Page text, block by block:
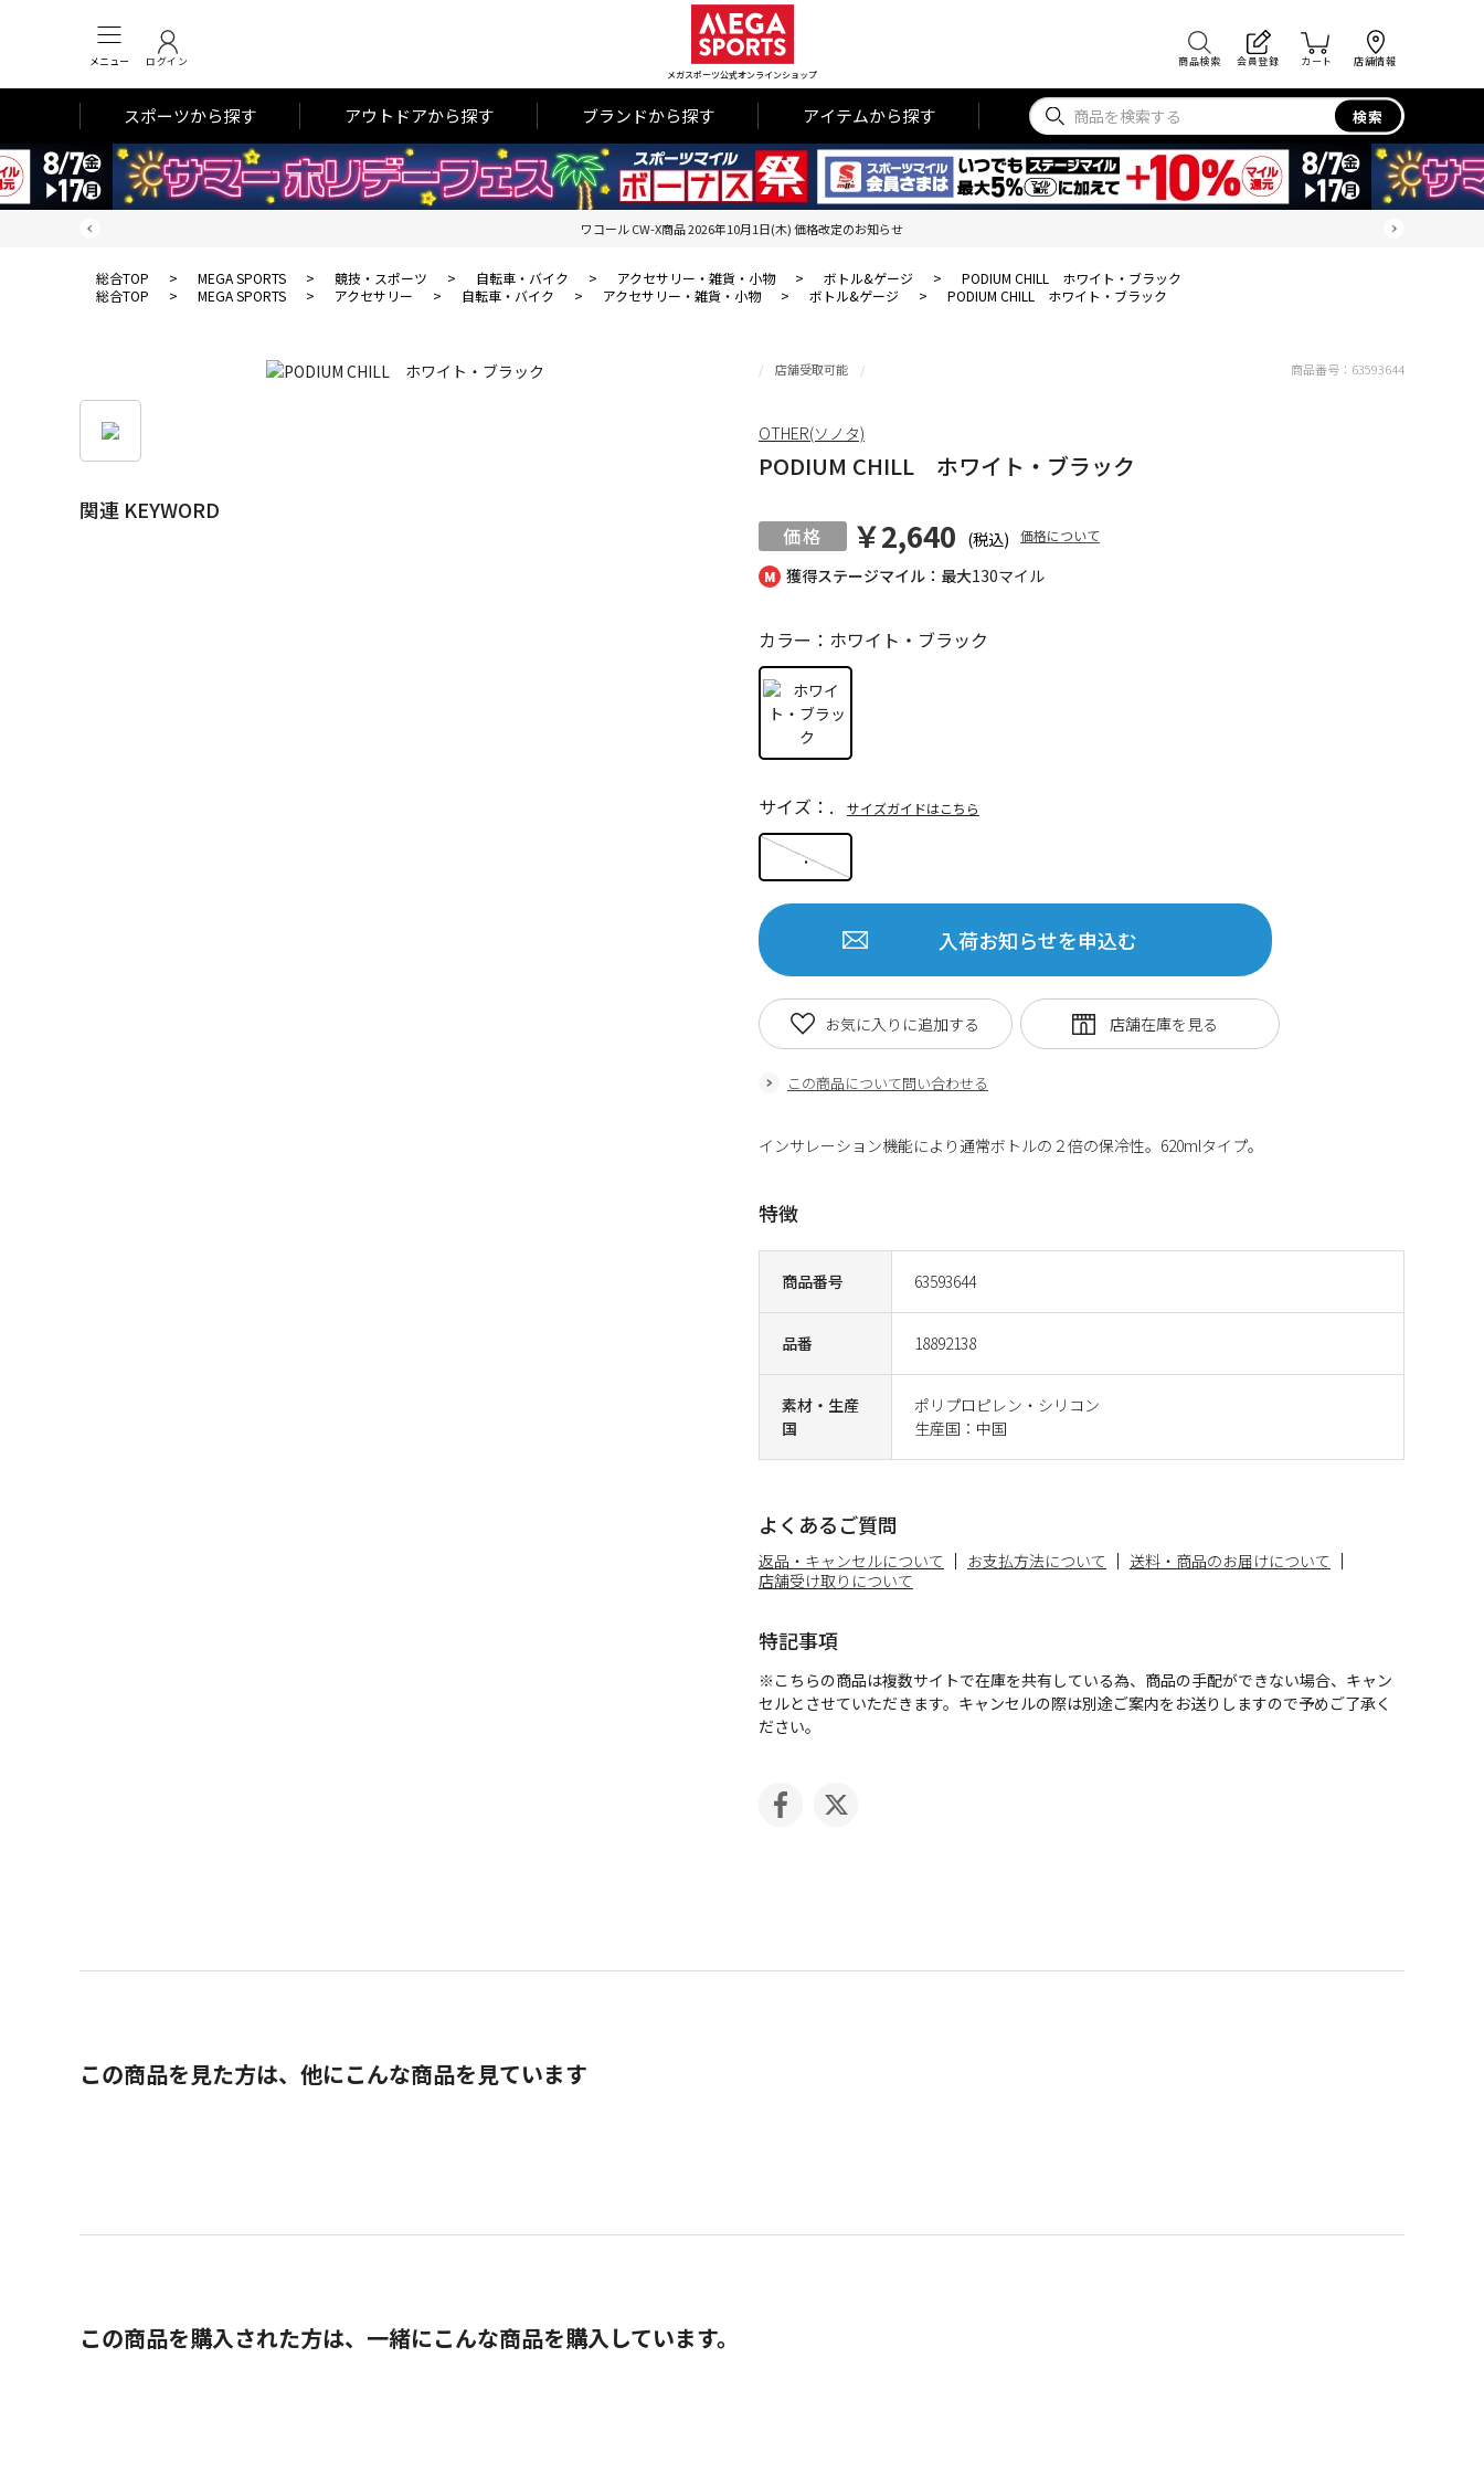
メニュー ログイン
メガスポーツ公式オンラインショップ
商品検索 会員登録 カート 店舗情報
スポーツから探す アウトドアから探す ブランドから探す アイテムから探す 検索
ワコール CW-X商品 2026年10月1日(木) 価格改定のお知らせ
総合TOP > MEGA SPORTS > 競技・スポーツ > 自転車・バイク > アクセサリー・雑貨・小物 > ボトル&ゲージ >
PODIUM CHILL ホワイト・ブラック
総合TOP
> MEGA SPORTS > アクセサリー > 自転車・バイク > アクセサリー・雑貨・小物 > ボトル&ゲージ > PODIUM CHILL ホワイト・ブラック
関連 KEYWORD
獲得ステージマイル：最大130マイル
店舗受取可能
PODIUM CHILL ホワイト・ブラック
￥2,640 (税込) 価格について
商品番号 63593644
品番 18892138
素材・生産
国
ポリプロピレン・シリコン
生産国：中国
カラー：ホワイト・ブラック
.
サイズ：. サイズガイドはこちら
入荷お知らせを申込む
この商品について問い合わせる
お気に入りに追加する
商品番号： 63593644
OTHER(ソノタ)
インサレーション機能により通常ボトルの２倍の保冷性。620mlタイプ。
特徴
よくあるご質問
返品・キャンセルについて お支払方法について
送料・商品のお届けについて
店舗受け取りについて
特記事項
※こちらの商品は複数サイトで在庫を共有している為、商品の手配ができない場合、キャン
セルとさせていただきます。キャンセルの際は別途ご案内をお送りしますので予めご了承く
ださい。
この商品を見た方は、他にこんな商品を見ています
この商品を購入された方は、一緒にこんな商品を購入しています。